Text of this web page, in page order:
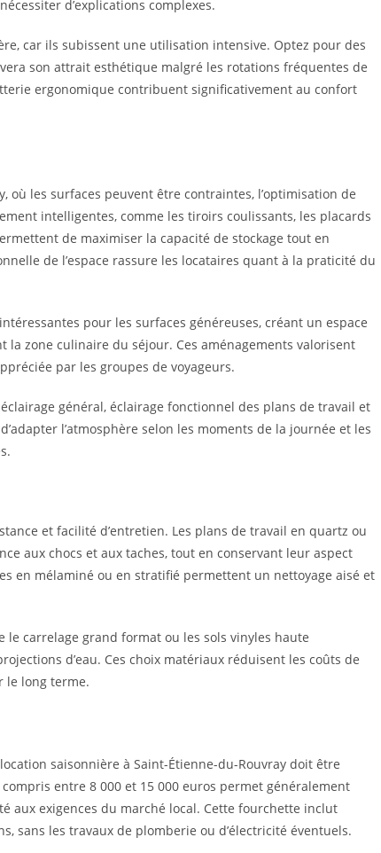
d’explications complexes.
car ils subissent une utilisation intensive. Optez pour des
son attrait esthétique malgré les rotations fréquentes de
ergonomique contribuent significativement au confort
où les surfaces peuvent être contraintes, l’optimisation de
intelligentes, comme les tiroirs coulissants, les placards
de maximiser la capacité de stockage tout en
de l’espace rassure les locataires quant à la praticité du
pour les surfaces généreuses, créant un espace
zone culinaire du séjour. Ces aménagements valorisent
par les groupes de voyageurs.
général, éclairage fonctionnel des plans de travail et
l’atmosphère selon les moments de la journée et les
et facilité d’entretien. Les plans de travail en quartz ou
aux chocs et aux taches, tout en conservant leur aspect
en mélaminé ou en stratifié permettent un nettoyage aisé et
le carrelage grand format ou les sols vinyles haute
d’eau. Ces choix matériaux réduisent les coûts de
le long terme.
saisonnière à Saint-Étienne-du-Rouvray doit être
entre 8 000 et 15 000 euros permet généralement
aux exigences du marché local. Cette fourchette inclut
sans les travaux de plomberie ou d’électricité éventuels.